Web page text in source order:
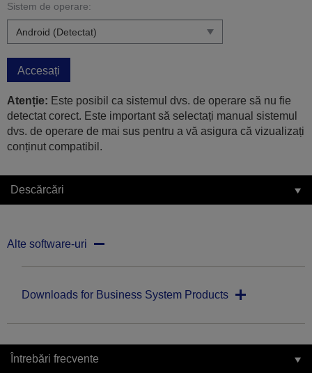
Sistem de operare:
Accesați
Atenție: Este posibil ca sistemul dvs. de operare să nu fie
detectat corect. Este important să selectați manual sistemul
dvs. de operare de mai sus pentru a vă asigura că vizualizați
conținut compatibil.
Descărcări
Alte software-uri
Downloads for Business System Products
Întrebări frecvente